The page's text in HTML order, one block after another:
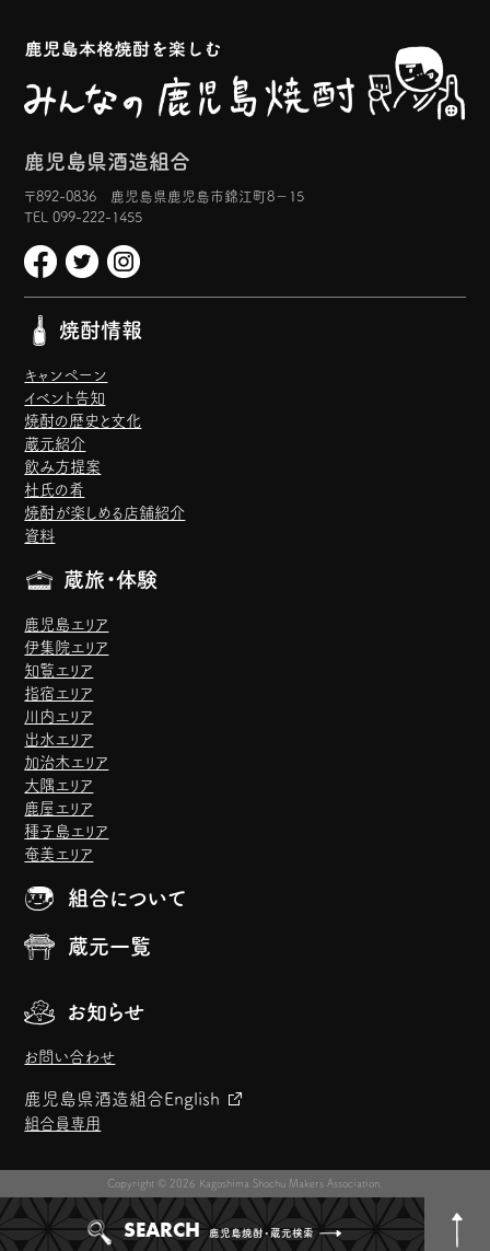
鹿児島県酒造組合
〒892-0836 鹿児島県鹿児島市錦江町8−15
TEL 099-222-1455
焼酎情報
キャンペーン
イベント告知
焼酎の歴史と文化
蔵元紹介
飲み方提案
杜氏の肴
焼酎が楽しめる店舗紹介
資料
蔵旅・体験
鹿児島エリア
伊集院エリア
知覧エリア
指宿エリア
川内エリア
出水エリア
加治木エリア
大隅エリア
鹿屋エリア
種子島エリア
奄美エリア
組合について
蔵元一覧
お知らせ
お問い合わせ
鹿児島県酒造組合English
組合員専用
Copyright © 2026 Kagoshima Shochu Makers Association.
SEARCH 鹿児島焼酎・蔵元検索